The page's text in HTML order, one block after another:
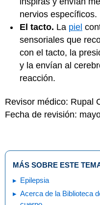
nervios específicos.
El tacto. La piel
sensoriales que
con el tacto, la
y la envían al
reacción.
Revisor médico: Rupal
Fecha de revisión:
MÁS SOBRE ESTE
Epilepsia
Acerca de la Biblioteca